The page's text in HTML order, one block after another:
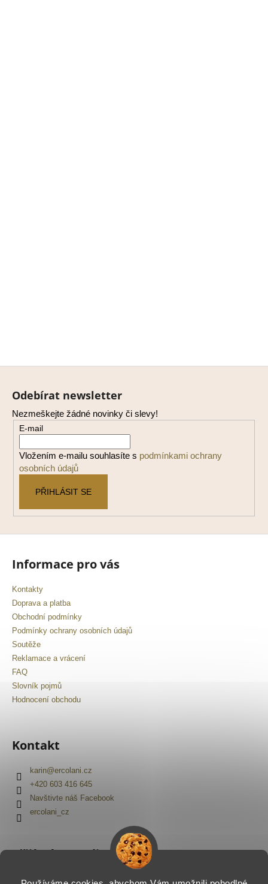
Z
Odebírat newsletter
Nezmeškejte žádné novinky či slevy!
E-mail
Vložením e-mailu souhlasíte s podmínkami ochrany
osobních údajů
PŘIHLÁSIT SE
Informace pro vás
Kontakty
Doprava a platba
Obchodní podmínky
Podmínky ochrany osobních údajů
Soutěže
Reklamace a vrácení
FAQ
Slovník pojmů
Hodnocení obchodu
Kontakt
karin@ercolani.cz
+420 603 416 645
Navštivte náš Facebook
ercolani_cz
Přijímáme online platby